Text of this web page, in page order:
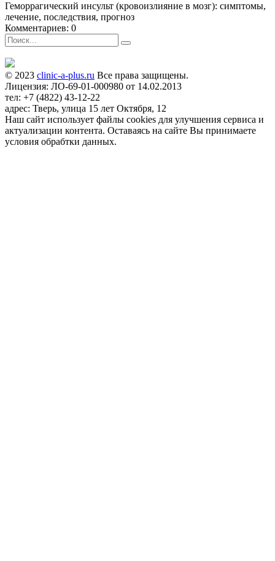
Геморрагический инсульт (кровоизлияние в мозг): симптомы,
лечение, последствия, прогноз
Комментариев: 0
© 2023 clinic-a-plus.ru Все права защищены.
Лицензия: ЛО-69-01-000980 от 14.02.2013
тел: +7 (4822) 43-12-22
адрес: Тверь, улица 15 лет Октября, 12
Наш сайт использует файлы cookies для улучшения сервиса и
актуализации контента. Оставаясь на сайте Вы принимаете
условия обрабтки данных.